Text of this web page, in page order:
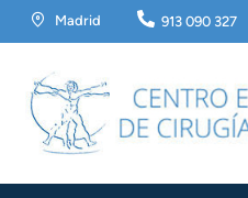
Madrid 913 090 327